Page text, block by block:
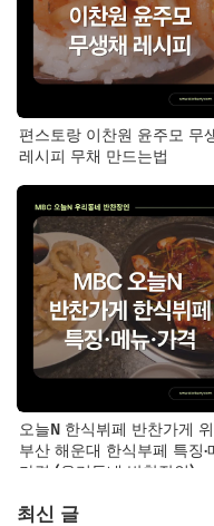
편스토랑 이찬원 윤주모 무
레시피 무채 만드는법
오늘N 한식뷔페 반찬가게
부산 해운대 한식부페 특징·
가격 (우리동네 반찬장인)
최신 글